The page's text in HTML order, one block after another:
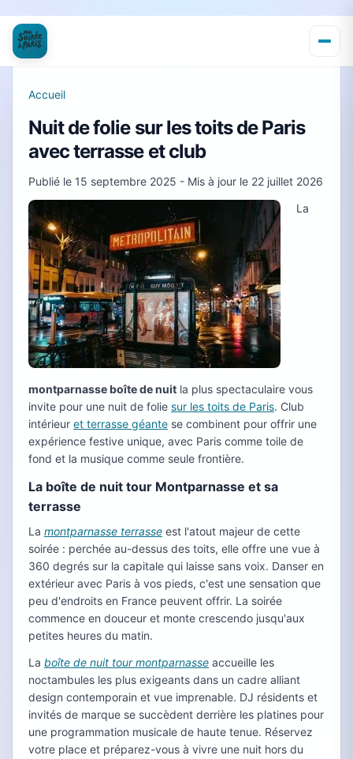
Accueil
Nuit de folie sur les toits de Paris
avec terrasse et club
Publié le 15 septembre 2025 - Mis à jour le 22 juillet 2026
La
montparnasse boîte de nuit la plus spectaculaire vous
invite pour une nuit de folie sur les toits de Paris. Club
intérieur et terrasse géante se combinent pour offrir une
expérience festive unique, avec Paris comme toile de
fond et la musique comme seule frontière.
La boîte de nuit tour Montparnasse et sa
terrasse
La montparnasse terrasse est l'atout majeur de cette
soirée : perchée au-dessus des toits, elle offre une vue à
360 degrés sur la capitale qui laisse sans voix. Danser en
extérieur avec Paris à vos pieds, c'est une sensation que
peu d'endroits en France peuvent offrir. La soirée
commence en douceur et monte crescendo jusqu'aux
petites heures du matin.
La boîte de nuit tour montparnasse accueille les
noctambules les plus exigeants dans un cadre alliant
design contemporain et vue imprenable. DJ résidents et
invités de marque se succèdent derrière les platines pour
une programmation musicale de haute tenue. Réservez
votre place et préparez-vous à vivre une nuit hors du